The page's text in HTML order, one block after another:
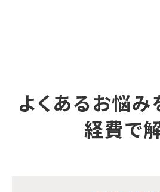
よくあるお悩み
経費で